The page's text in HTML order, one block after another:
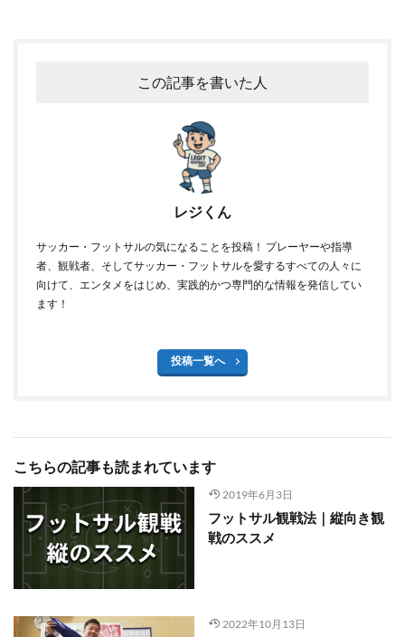
この記事を書いた人
レジくん
サッカー・フットサルの気になることを投稿！ プレーヤーや指導
者、観戦者、そしてサッカー・フットサルを愛するすべての人々に
向けて、エンタメをはじめ、実践的かつ専門的な情報を発信してい
ます！
投稿一覧へ
こちらの記事も読まれています
2019年6月3日
フットサル観戦法｜縦向き観
戦のススメ
2022年10月13日